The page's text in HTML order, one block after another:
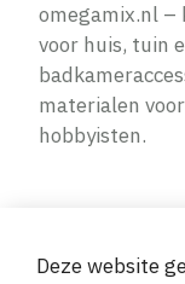
omegamix.nl
voor huis, tuin
materialen
hobbyisten.
Deze website